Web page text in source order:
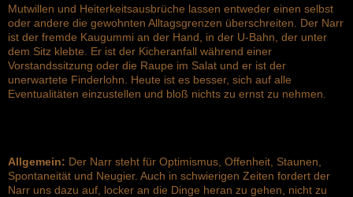
Mutwillen und Heiterkeitsausbrüche lassen entweder einen selbst
oder andere die gewohnten Alltagsgrenzen überschreiten. Der Narr
ist der fremde Kaugummi an der Hand, in der U-Bahn, der unter
dem Sitz klebte. Er ist der Kicheranfall während einer
Vorstandssitzung oder die Raupe im Salat und er ist der
unerwartete Finderlohn. Heute ist es besser, sich auf alle
Eventualitäten einzustellen und bloß nichts zu ernst zu nehmen.
Allgemein: Der Narr steht für Optimismus, Offenheit, Staunen,
Spontaneität und Neugier. Auch in schwierigen Zeiten fordert der
Narr uns dazu auf, locker an die Dinge heran zu gehen, nicht zu